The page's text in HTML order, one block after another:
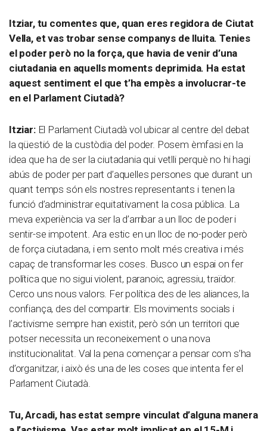
Itziar, tu comentes que, quan eres regidora de Ciutat
Vella, et vas trobar sense companys de lluita. Tenies
el poder però no la força, que havia de venir d’una
ciutadania en aquells moments deprimida. Ha estat
aquest sentiment el que t’ha empès a involucrar-te
en el Parlament Ciutadà?
Itziar:El Parlament Ciutadà vol ubicar al centre del debat
la qüestió de la custòdia del poder. Posem èmfasi en la
idea que ha de ser la ciutadania qui vetlli perquè no hi hagi
abús de poder per part d’aquelles persones que durant un
quant temps són els nostres representants i tenen la
funció d’administrar equitativament la cosa pública. La
meva experiència va ser la d’arribar a un lloc de poder i
sentir-se impotent. Ara estic en un lloc de no-poder però
de força ciutadana, i em sento molt més creativa i més
capaç de transformar les coses. Busco un espai on fer
política que no sigui violent, paranoic, agressiu, traïdor.
Cerco uns nous valors. Fer política des de les aliances, la
confiança, des del compartir. Els moviments socials i
l’activisme sempre han existit, però són un territori que
potser necessita un reconeixement o una nova
institucionalitat. Val la pena començar a pensar com s’ha
d’organitzar, i això és una de les coses que intenta fer el
Parlament Ciutadà.
Tu, Arcadi, has estat sempre vinculat d’alguna manera